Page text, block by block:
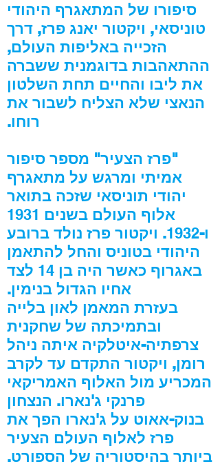
סיפורו של המתאגרף היהודי
טוניסאי, ויקטור יאנג פרז, דרך
הזכייה באליפות העולם,
ההתאהבות בדוגמנית ששברה
את ליבו והחיים תחת השלטון
הנאצי שלא הצליח לשבור את
רוחו.
"פרז הצעיר" מספר סיפור
אמיתי ומרגש על מתאגרף
יהודי תוניסאי שזכה בתואר
אלוף העולם בשנים 1931
ו-
1932
. ויקטור פרז נולד ברובע
היהודי בטוניס והחל להתאמן
באגרוף כאשר היה בן 14 לצד
אחיו הגדול בנימין.
בעזרת המאמן לאון בלייה
ובתמיכתה של שחקנית
צרפתיה-איטלקיה איתה ניהל
רומן, ויקטור התקדם עד לקרב
המכריע מול האלוף האמריקאי
פרנקי ג'נארו. הנצחון
בנוק-אאוט על ג'נארו הפך את
פרז לאלוף העולם הצעיר
ביותר בהיסטוריה של הספורט.